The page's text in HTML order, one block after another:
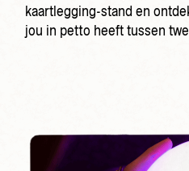
kaartlegging-stand en
jou in petto heeft tussen